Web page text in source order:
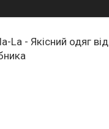
La - Якісний одяг від